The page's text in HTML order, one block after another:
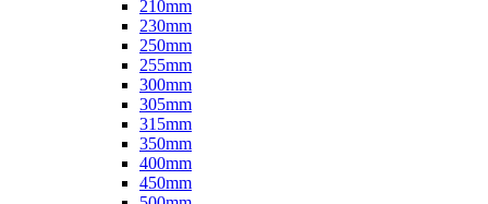
210mm
230mm
250mm
255mm
300mm
305mm
315mm
350mm
400mm
450mm